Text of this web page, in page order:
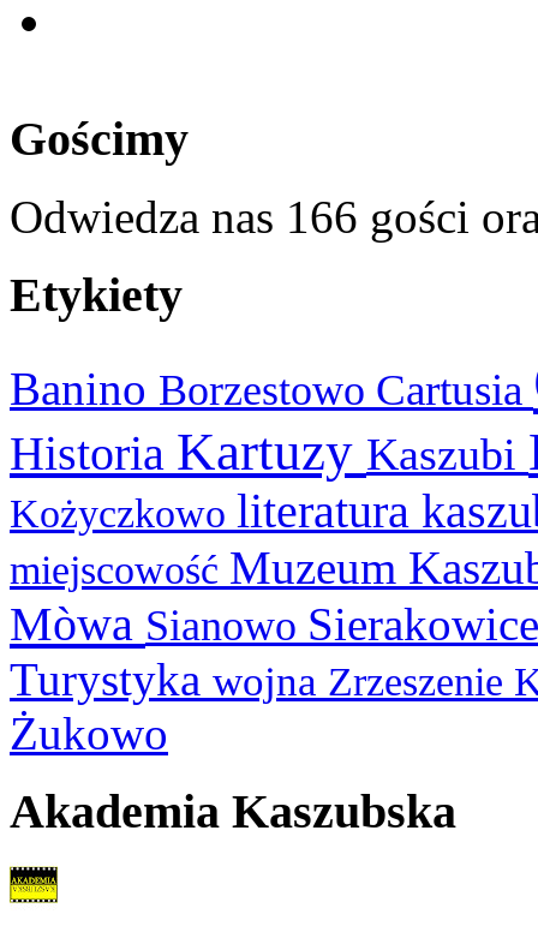
Gościmy
Odwiedza nas 166 gości
Etykiety
Banino Borzestowo Cartusia
Historia Kartuzy Kaszubi
Kożyczkowo literatura
miejscowość Muzeum
Mòwa Sianowo
Turystyka wojna Zrzeszenie
Żukowo
Akademia Kaszubska